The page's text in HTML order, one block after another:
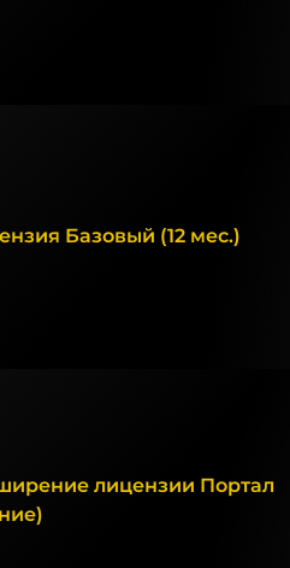
Базовый (12 мес.)
лицензии Портал